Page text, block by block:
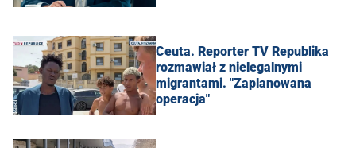
Ceuta. Reporter TV Republika
rozmawiał z nielegalnymi
migrantami. "Zaplanowana
operacja"